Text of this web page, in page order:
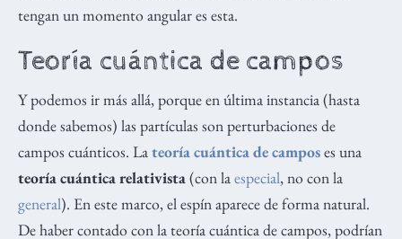
tengan un momento angular es esta.
Teoría cuántica de campos
Y podemos ir más allá, porque en última instancia (hasta
donde sabemos) las partículas son perturbaciones de
campos cuánticos. La teoría cuántica de camposes una
teoría cuántica relativista (con la especial, no con la
general). En este marco, el espín aparece de forma natural.
De haber contado con la teoría cuántica de campos, podrían